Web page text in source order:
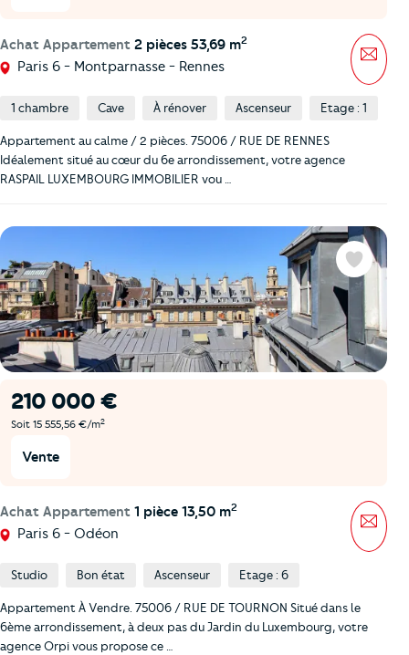
Achat Appartement 2 pièces 53,69 m2
Paris 6 - Montparnasse - Rennes
1 chambre Cave À rénover Ascenseur Etage : 1
Appartement au calme / 2 pièces. 75006 / RUE DE RENNES
Idéalement situé au cœur du 6e arrondissement, votre agence
RASPAIL LUXEMBOURG IMMOBILIER vou …
210 000 €
Soit 15 555,56 €/m2
Vente
Achat Appartement 1 pièce 13,50 m2
Paris 6 - Odéon
Favoris
Studio Bon état Ascenseur Etage : 6
Appartement À Vendre. 75006 / RUE DE TOURNON Situé dans le
6ème arrondissement, à deux pas du Jardin du Luxembourg, votre
agence Orpi vous propose ce …